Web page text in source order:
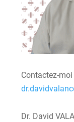
Contactez-moi
Dr. David